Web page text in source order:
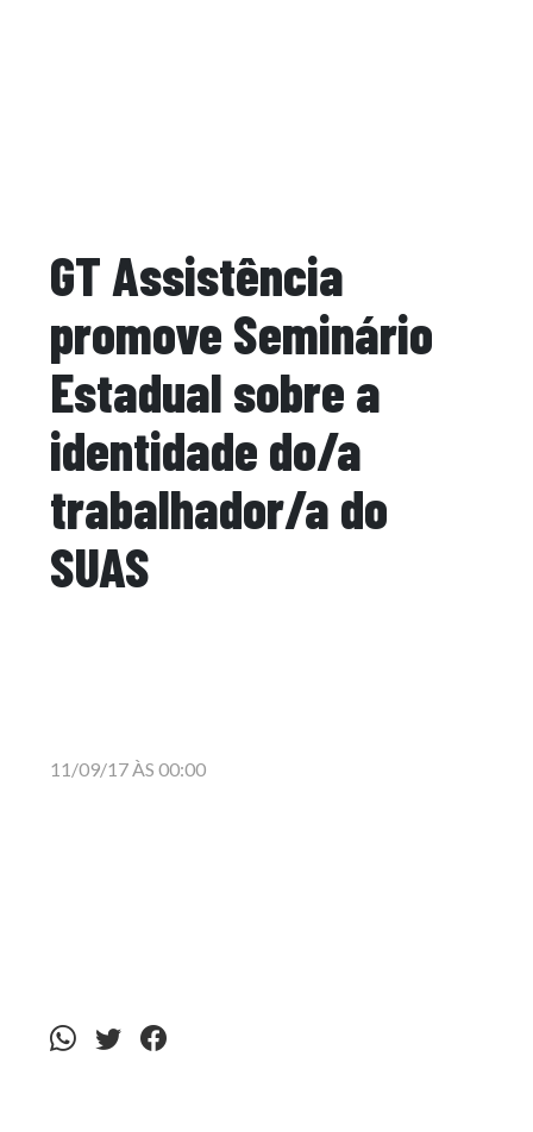
GT Assistência
promove Seminário
Estadual sobre a
identidade do/a
trabalhador/a do
SUAS
11/09/17 ÀS 00:00